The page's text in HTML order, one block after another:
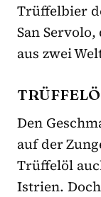
Trüffelbier
San
aus zwei
Den
auf der
Trüffelöl
Istrien.